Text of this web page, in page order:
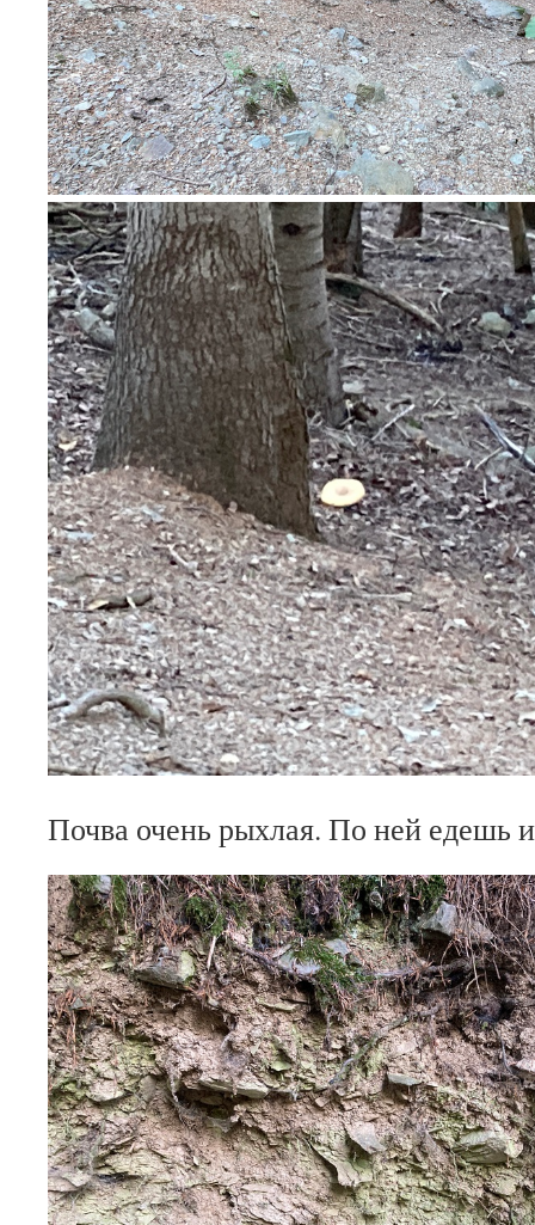
Почва очень рыхлая. По ней едешь